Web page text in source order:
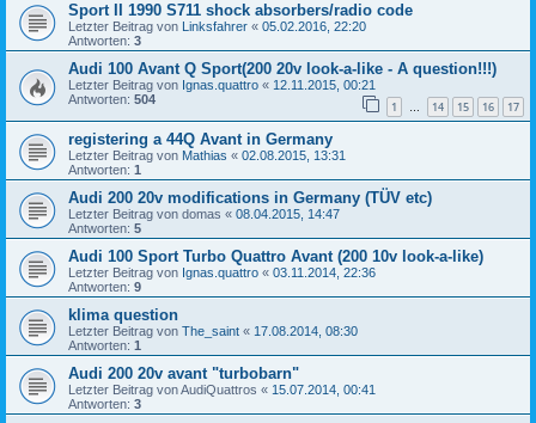
Sport II 1990 S711 shock absorbers/radio code
Letzter Beitrag von Linksfahrer « 05.02.2016, 22:20
Antworten: 3
Audi 100 Avant Q Sport(200 20v look-a-like - A question!!!)
Letzter Beitrag von Ignas.quattro « 12.11.2015, 00:21
Antworten: 504 1 … 14 15 16 17
registering a 44Q Avant in Germany
Letzter Beitrag von Mathias « 02.08.2015, 13:31
Antworten: 1
Audi 200 20v modifications in Germany (TÜV etc)
Letzter Beitrag von domas « 08.04.2015, 14:47
Antworten: 5
Audi 100 Sport Turbo Quattro Avant (200 10v look-a-like)
Letzter Beitrag von Ignas.quattro « 03.11.2014, 22:36
Antworten: 9
klima question
Letzter Beitrag von The_saint « 17.08.2014, 08:30
Antworten: 1
Audi 200 20v avant "turbobarn"
Letzter Beitrag vonAudiQuattros « 15.07.2014, 00:41
Antworten: 3